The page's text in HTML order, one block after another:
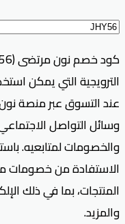
الترويجية التي يمكن
عند التسوق عبر منصة
وسائل التواصل
والخصومات لمتابعيه.
الاستفادة من
المنتجات، بما في ذلك
والمزيد.